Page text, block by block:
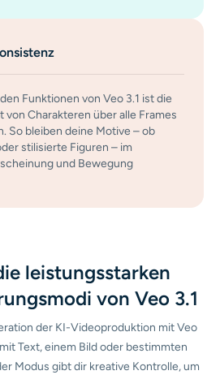
Funktionen von Veo 3.1 ist die
von Charakteren über alle Frames
So bleiben deine Motive – ob
stilisierte Figuren – im
und Bewegung
leistungsstarken
von Veo 3.1
der KI-Videoproduktion mit Veo
Text, einem Bild oder bestimmten
Modus gibt dir kreative Kontrolle, um